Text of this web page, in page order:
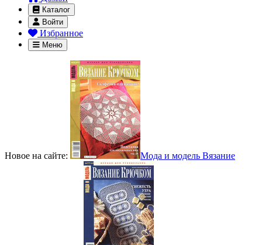
Каталог
Войти
Избранное
Меню
Новое на сайте: Мода и модель Вязание